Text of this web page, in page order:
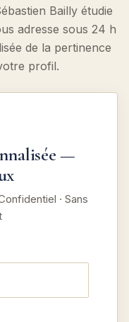
Bailly étudie
adresse sous 24 h
de la pertinence
profil.
—
· Sans